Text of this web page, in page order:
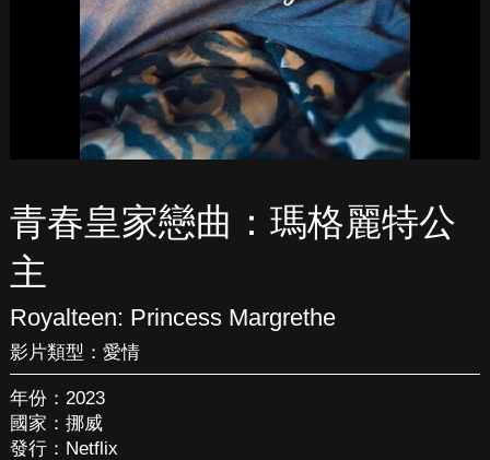
青春皇家戀曲：瑪格麗特公
主
Royalteen: Princess Margrethe
影片類型： 愛情
年份：2023
國家：挪威
發行：Netflix